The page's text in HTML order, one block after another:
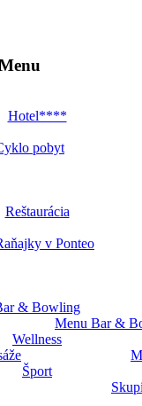
Hotel****
pobyt
Reštaurácia
v Ponteo
& Bowling
Menu Bar &
Wellness
Šport